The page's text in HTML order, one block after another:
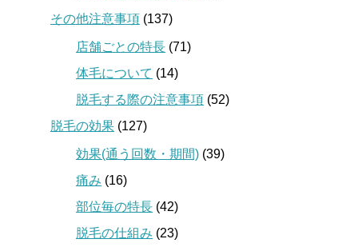
その他注意事項 (137)
店舗ごとの特長 (71)
体毛について (14)
脱毛する際の注意事項 (52)
脱毛の効果 (127)
効果(通う回数・期間) (39)
痛み (16)
部位毎の特長 (42)
脱毛の仕組み (23)